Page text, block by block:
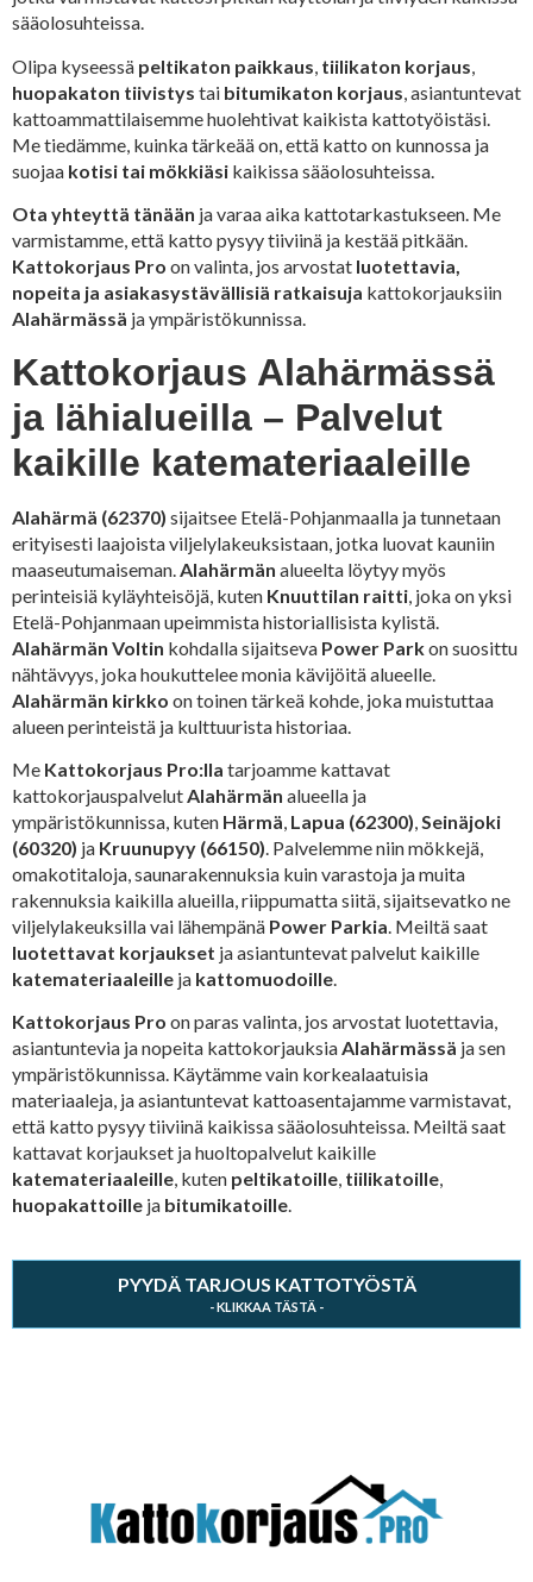
sääolosuhteissa.
Olipa kyseessä peltikaton paikkaus, tiilikaton korjaus,
huopakaton tiivistys tai bitumikaton korjaus, asiantuntevat
kattoammattilaisemme huolehtivat kaikista kattotyöistäsi.
Me tiedämme, kuinka tärkeää on, että katto on kunnossa ja
suojaa kotisi tai mökkiäsi kaikissa sääolosuhteissa.
Ota yhteyttä tänään ja varaa aika kattotarkastukseen. Me
varmistamme, että katto pysyy tiiviinä ja kestää pitkään.
Kattokorjaus Pro on valinta, jos arvostat luotettavia,
nopeita ja asiakasystävällisiä ratkaisuja kattokorjauksiin
Alahärmässä ja ympäristökunnissa.
Kattokorjaus Alahärmässä
ja lähialueilla – Palvelut
kaikille katemateriaaleille
Alahärmä (62370) sijaitsee Etelä-Pohjanmaalla ja tunnetaan
erityisesti laajoista viljelylakeuksistaan, jotka luovat kauniin
maaseutumaiseman. Alahärmän alueelta löytyy myös
perinteisiä kyläyhteisöjä, kuten Knuuttilan raitti , joka on yksi
Etelä-Pohjanmaan upeimmista historiallisista kylistä.
Alahärmän Voltin kohdalla sijaitseva Power Parkon suosittu
nähtävyys, joka houkuttelee monia kävijöitä alueelle.
Alahärmän kirkko on toinen tärkeä kohde, joka muistuttaa
alueen perinteistä ja kulttuurista historiaa.
Me Kattokorjaus Pro:lla tarjoamme kattavat
kattokorjauspalvelutAlahärmän alueella ja
ympäristökunnissa, kuten Härmä, Lapua (62300),Seinäjoki
(60320) ja Kruunupyy (66150). Palvelemme niin mökkejä,
omakotitaloja, saunarakennuksia kuin varastoja ja muita
rakennuksia kaikilla alueilla, riippumatta siitä, sijaitsevatko ne
viljelylakeuksilla vai lähempänä Power Parkia. Meiltä saat
luotettavat korjaukset ja asiantuntevat palvelut kaikille
katemateriaaleille ja kattomuodoille.
Kattokorjaus Pro on paras valinta, jos arvostat luotettavia,
asiantuntevia ja nopeita kattokorjauksiaAlahärmässä ja sen
ympäristökunnissa. Käytämme vain korkealaatuisia
materiaaleja, ja asiantuntevat kattoasentajamme varmistavat,
että katto pysyy tiiviinä kaikissa sääolosuhteissa. Meiltä saat
kattavat korjaukset ja huoltopalvelut kaikille
katemateriaaleille, kuten peltikatoille, tiilikatoille,
huopakattoille ja bitumikatoille.
PYYDÄ TARJOUS KATTOTYÖSTÄ